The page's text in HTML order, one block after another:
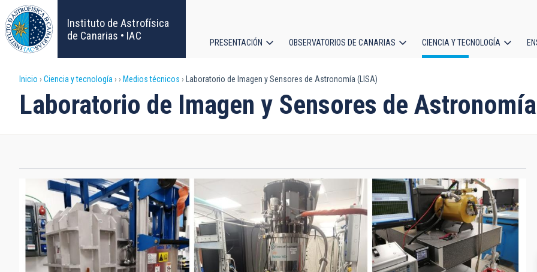
Pasar
al
contenido
principal
Instituto de Astrofísica
de Canarias • IAC
principal
PRESENTACIÓN OBSERVATORIOS DE CANARIAS CIENCIA Y TECNOLOGÍA
Sobrescribir
enlaces
ayuda
a
la
navegación
Inicio Ciencia y tecnología Medios técnicos Laboratorio de Imagen y Sensores de Astronomía (LISA)
Laboratorio de Imagen y Sensores de